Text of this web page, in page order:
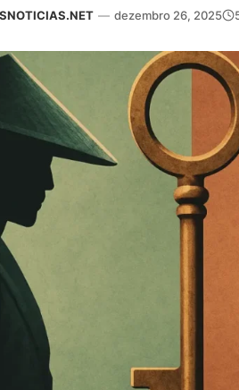
— dezembro 26, 2025